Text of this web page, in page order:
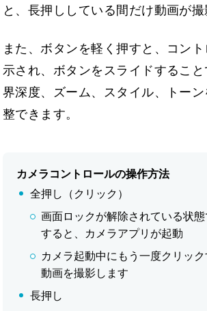
と、長押ししている間だけ動画が撮
また、ボタンを軽く押すと、コン
示され、ボタンをスライドするこ
界深度、ズーム、スタイル、トー
整できます。
カメラコントロールの操作方法
全押し（クリック）
画面ロックが解除されている状
すると、カメラアプリが起動
カメラ起動中にもう一度クリッ
動画を撮影します
長押し